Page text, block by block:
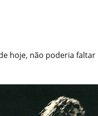
hoje, não poderia